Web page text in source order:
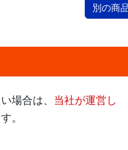
別の商
場合は、 当社が運営し
。